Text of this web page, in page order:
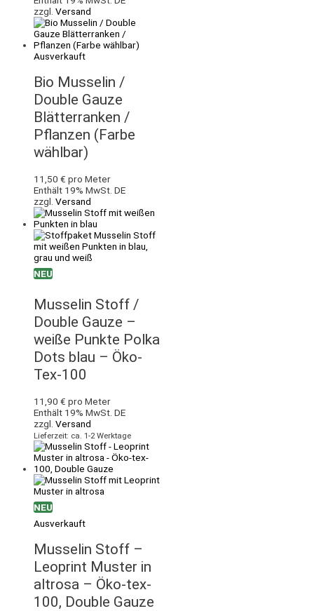
zzgl. Versand
Ausverkauft
Bio Musselin /
Double Gauze
Blätterranken /
Pflanzen (Farbe
wählbar)
11,50 € pro Meter
Enthält 19% MwSt. DE
zzgl. Versand
NEU
Musselin Stoff /
Double Gauze –
weiße Punkte Polka
Dots blau – Öko-
Tex-100
11,90 € pro Meter
Enthält 19% MwSt. DE
zzgl. Versand
Lieferzeit: ca. 1-2 Werktage
NEU
Ausverkauft
Musselin Stoff –
Leoprint Muster in
altrosa – Öko-tex-
100, Double Gauze